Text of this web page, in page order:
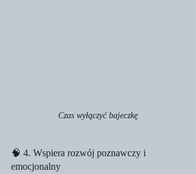
Czas wyłączyć bajeczkę
🧠 4. Wspiera rozwój poznawczy i
emocjonalny